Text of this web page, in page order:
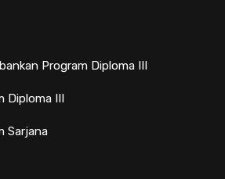
Program Diploma III
Diploma III
Sarjana